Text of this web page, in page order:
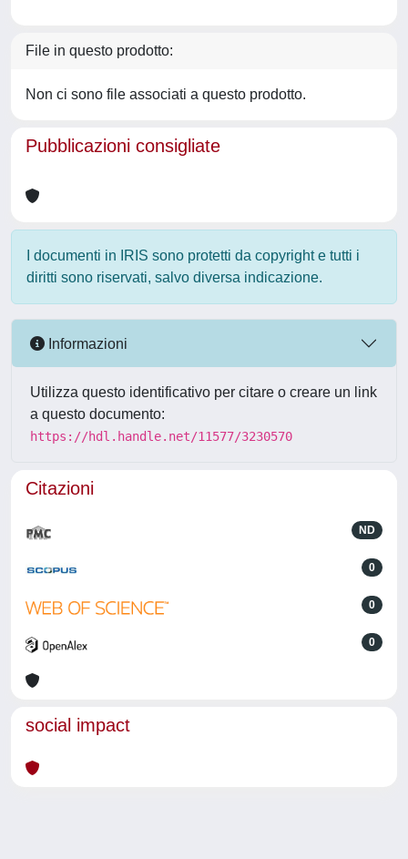
File in questo prodotto:
Non ci sono file associati a questo prodotto.
Pubblicazioni consigliate
I documenti in IRIS sono protetti da copyright e tutti i
diritti sono riservati, salvo diversa indicazione.
Informazioni
Utilizza questo identificativo per citare o creare un link
a questo documento:
https://hdl.handle.net/11577/3230570
Citazioni
ND
0
0
0
social impact